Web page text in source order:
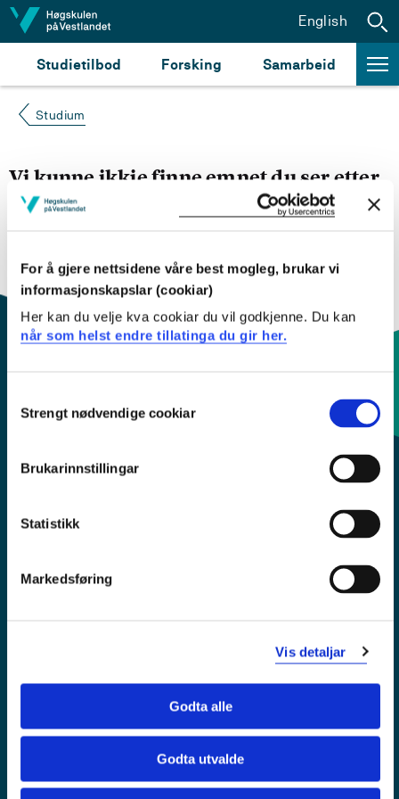
For å gjere nettsidene våre best mogleg, brukar vi
informasjonskapslar (cookiar)
Her kan du velje kva cookiar du vil godkjenne. Du kan
når som helst endre tillatinga du gir her.
Selection
Strengt nødvendige cookiar
Brukarinnstillingar
Statistikk
Markedsføring
Vis detaljar
Godta alle
Godta utvalde
Hopp til innhald
Studietilbod Forsking Samarbeid
English
Studium
Vi kunne ikkje finne emnet du ser etter
søke opp emnet du ser etter i
engelsk emneplan ved å klikke på «English».